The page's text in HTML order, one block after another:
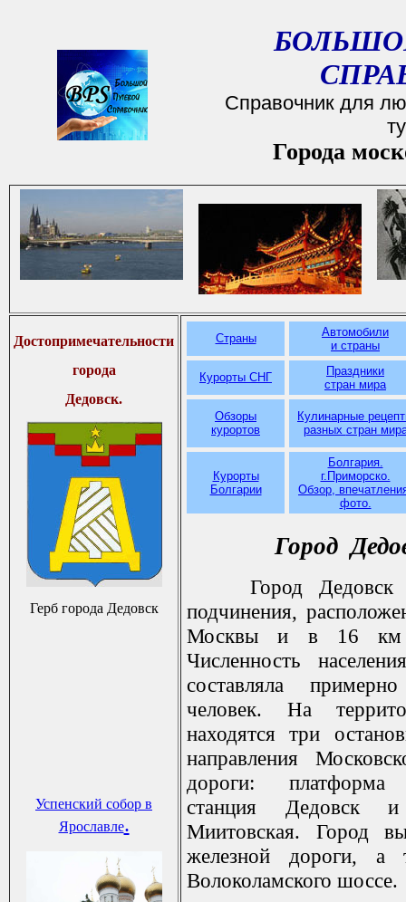
Справочник для
Города
Достопримечательности
города
Дедовск.
Герб города Дедовск
Успенский собор в
Ярославле.
Страны
Автомобили
и страны
Курорты СНГ
Праздники
стран мира
Обзоры
курортов
Кулинарные
разных стран
Курорты
Болгарии
Болгария.
г.Приморско.
Обзор,
фото.
Город
Город Дедовск
подчинения,
Москвы и в 16 км
Численность
составляла
человек. На
находятся три
направления
дороги: платформа
станция Дедовск и
Миитовская. Город
железной дороги, а
Волоколамского шоссе.